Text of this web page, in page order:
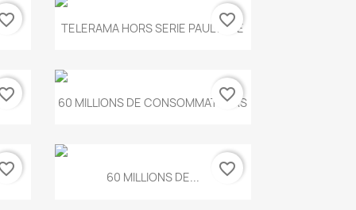
Aperçu rapide
TELERAMA HORS SERIE PAUL KLEE
favorite_border
Aperçu rapide
60 MILLIONS DE CONSOMMATEURS
favorite_border
Aperçu rapide
60 MILLIONS DE... favorite_border